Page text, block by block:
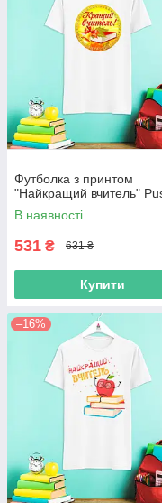
Футболка з принтом
"Найкращий вчитель"
В наявності
531 ₴ 631 ₴
Купити
–16%